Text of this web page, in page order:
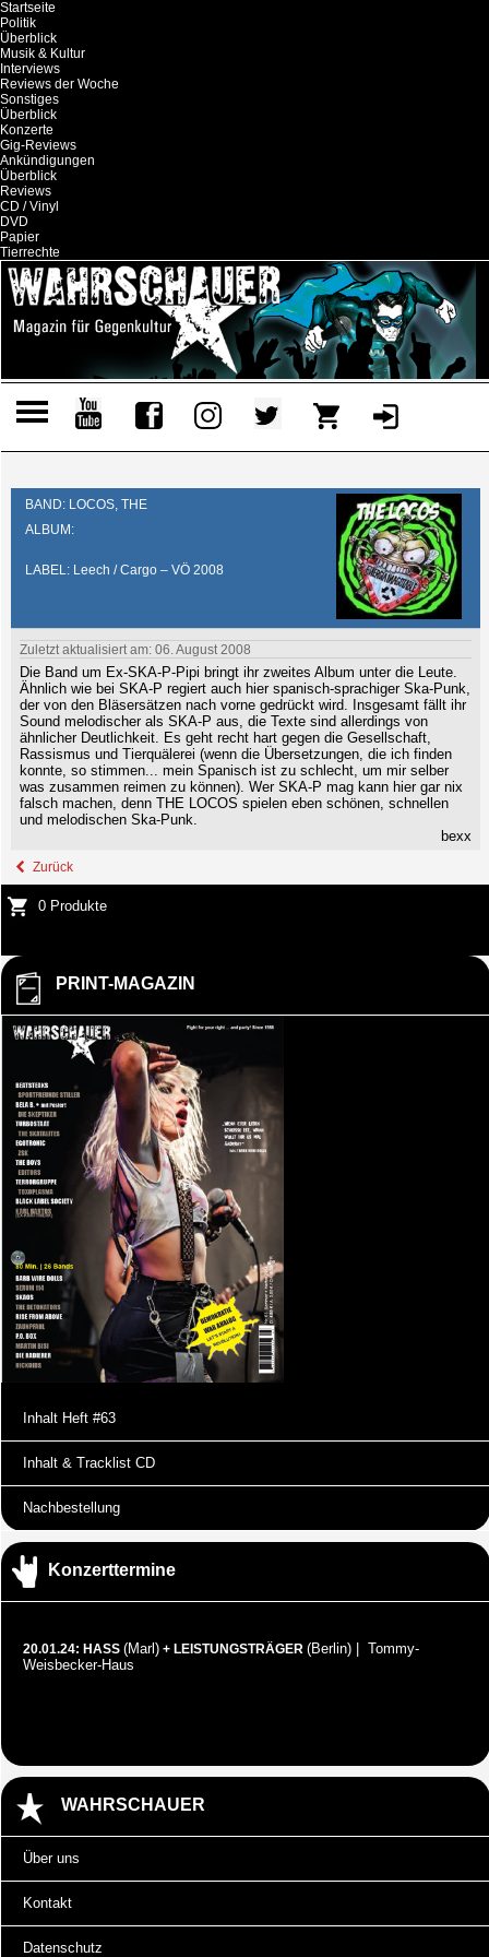
Startseite
Politik
Überblick
Musik & Kultur
Interviews
Reviews der Woche
Sonstiges
Überblick
Konzerte
Gig-Reviews
Ankündigungen
Überblick
Reviews
CD / Vinyl
DVD
Papier
Tierrechte
BAND: LOCOS, THE
ALBUM:
LABEL: Leech / Cargo – VÖ 2008
Zuletzt aktualisiert am: 06. August 2008
Die Band um Ex-SKA-P-Pipi bringt ihr zweites Album unter die Leute.
Ähnlich wie bei SKA-P regiert auch hier spanisch-sprachiger Ska-Punk,
der von den Bläsersätzen nach vorne gedrückt wird. Insgesamt fällt ihr
Sound melodischer als SKA-P aus, die Texte sind allerdings von
ähnlicher Deutlichkeit. Es geht recht hart gegen die Gesellschaft,
Rassismus und Tierquälerei (wenn die Übersetzungen, die ich finden
konnte, so stimmen... mein Spanisch ist zu schlecht, um mir selber
was zusammen reimen zu können). Wer SKA-P mag kann hier gar nix
falsch machen, denn THE LOCOS spielen eben schönen, schnellen
und melodischen Ska-Punk.
bexx
Zurück
0 Produkte
PRINT-MAGAZIN
Inhalt Heft #63
Inhalt & Tracklist CD
Nachbestellung
Konzerttermine
20.01.24: HASS (Marl) + LEISTUNGSTRÄGER (Berlin) | Tommy-
Weisbecker-Haus
WAHRSCHAUER
Über uns
Kontakt
Datenschutz